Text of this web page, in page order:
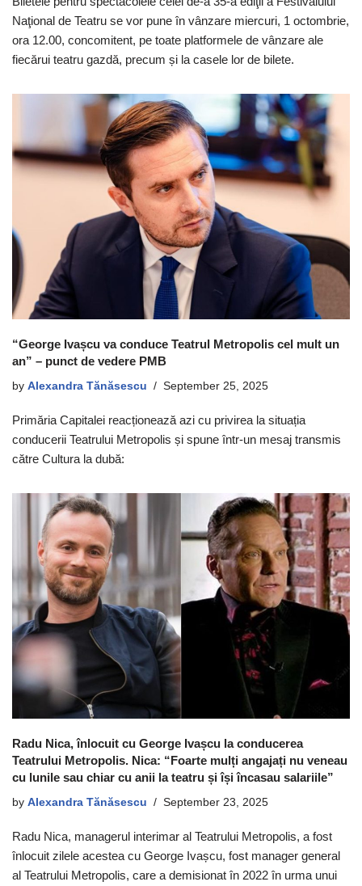
Naţional de Teatru se vor pune în vânzare miercuri, 1 octombrie,
ora 12.00, concomitent, pe toate platformele de vânzare ale
fiecărui teatru gazdă, precum și la casele lor de bilete.
“George Ivașcu va conduce Teatrul Metropolis cel mult un
an” – punct de vedere PMB
by Alexandra Tănăsescu September 25, 2025
Primăria Capitalei reacționează azi cu privirea la situația
conducerii Teatrului Metropolis și spune într-un mesaj transmis
către Cultura la dubă:
Radu Nica, înlocuit cu George Ivașcu la conducerea
Teatrului Metropolis. Nica: “Foarte mulți angajați nu veneau
cu lunile sau chiar cu anii la teatru și își încasau salariile”
by Alexandra Tănăsescu September 23, 2025
Radu Nica, managerul interimar al Teatrului Metropolis, a fost
înlocuit zilele acestea cu George Ivașcu, fost manager general
al Teatrului Metropolis, care a demisionat în 2022 în urma unui